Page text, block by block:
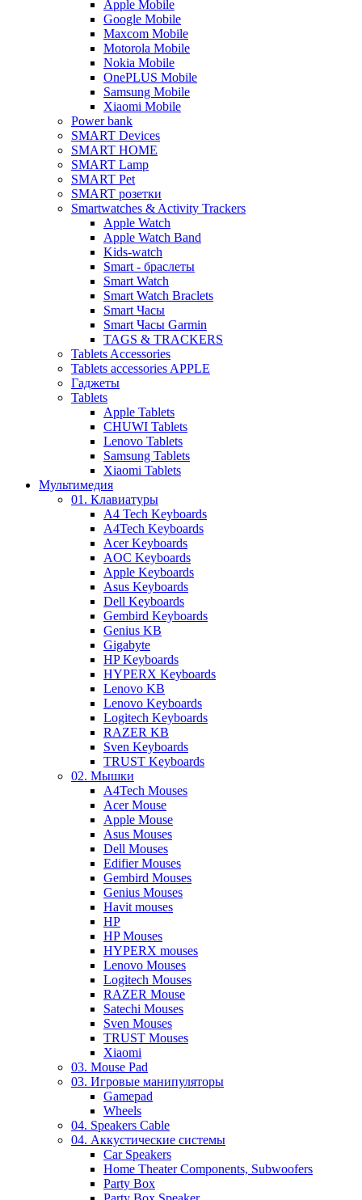
Apple Mobile
Google Mobile
Maxcom Mobile
Motorola Mobile
Nokia Mobile
OnePLUS Mobile
Samsung Mobile
Xiaomi Mobile
Power bank
SMART Devices
SMART HOME
SMART Lamp
SMART Pet
SMART розетки
Smartwatches & Activity Trackers
Apple Watch
Apple Watch Band
Kids-watch
Smart - браслеты
Smart Watch
Smart Watch Braclets
Smart Часы
Smart Часы Garmin
TAGS & TRACKERS
Tablets Accessories
Tablets accessories APPLE
Гаджеты
Tablets
Apple Tablets
CHUWI Tablets
Lenovo Tablets
Samsung Tablets
Xiaomi Tablets
Мультимедия
01. Клавиатуры
A4 Tech Keyboards
A4Tech Keyboards
Acer Keyboards
AOC Keyboards
Apple Keyboards
Asus Keyboards
Dell Keyboards
Gembird Keyboards
Genius KB
Gigabyte
HP Keyboards
HYPERX Keyboards
Lenovo KB
Lenovo Keyboards
Logitech Keyboards
RAZER KB
Sven Keyboards
TRUST Keyboards
02. Мышки
A4Tech Mouses
Acer Mouse
Apple Mouse
Asus Mouses
Dell Mouses
Edifier Mouses
Gembird Mouses
Genius Mouses
Havit mouses
HP
HP Mouses
HYPERX mouses
Lenovo Mouses
Logitech Mouses
RAZER Mouse
Satechi Mouses
Sven Mouses
TRUST Mouses
Xiaomi
03. Mouse Pad
03. Игровые манипуляторы
Gamepad
Wheels
04. Speakers Cable
04. Аккустические системы
Car Speakers
Home Theater Components, Subwoofers
Party Box